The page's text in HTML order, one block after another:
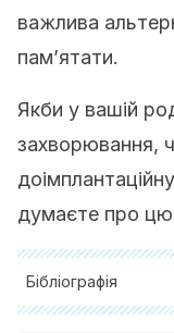
важлива
пам’ятати.
Якби у вашій
захворювання,
думаєте про
Бібліографія